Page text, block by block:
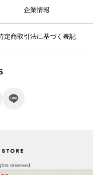
企業情報
定商取引法に基づく表記
reserved.